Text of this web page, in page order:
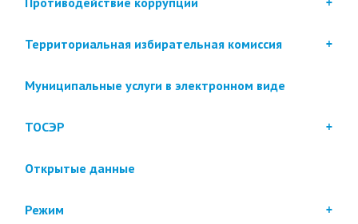
Территориальная избирательная комиссия
Муниципальные услуги в электронном виде
ТОСЭР
Открытые данные
Режим